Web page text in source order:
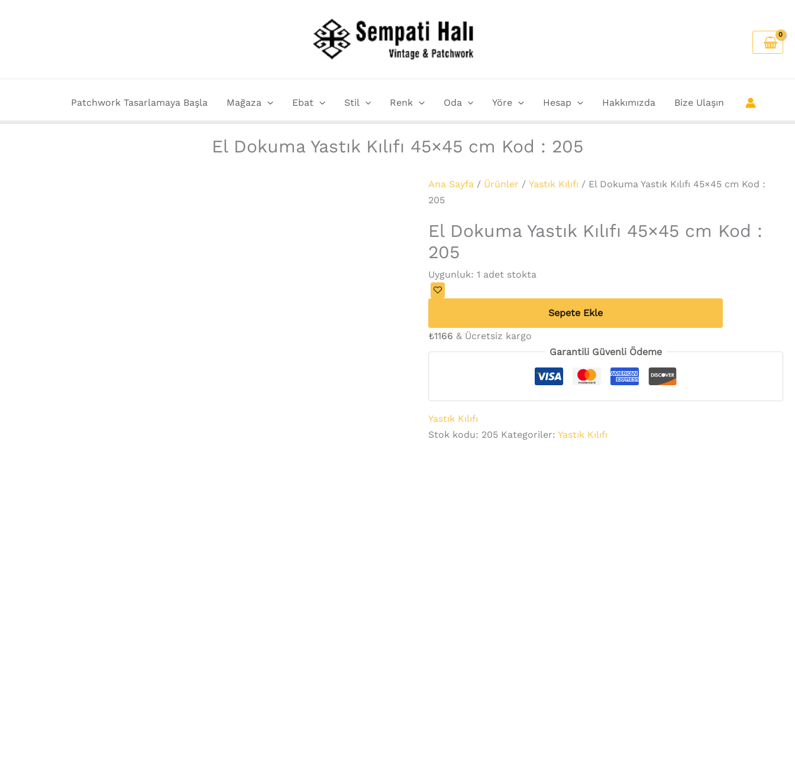
Patchwork Tasarlamaya Başla Mağaza Ebat Stil Renk Oda Yöre Hesap Hakkımızda Bize Ulaşın
El Dokuma Yastık Kılıfı 45×45 cm Kod : 205
Ana Sayfa / Ürünler /Yastık Kılıfı / El Dokuma Yastık Kılıfı 45×45 cm Kod :
205
El Dokuma Yastık Kılıfı 45×45 cm Kod :
205
Uygunluk: 1 adet stokta
Dokuma
Yastık
Kılıfı
Kod
205
Sepete Ekle
₺1166 & Ücretsiz kargo
Garantili Güvenli Ödeme
Yastık Kılıfı
Stok kodu: 205 Kategoriler:Yastık Kılıfı